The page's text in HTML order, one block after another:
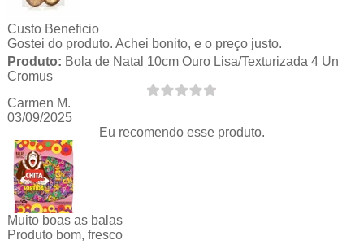
Custo Beneficio
Gostei do produto. Achei bonito, e o preço justo.
Produto: Bola de Natal 10cm Ouro Lisa/Texturizada 4 Un
Cromus
Carmen M.
03/09/2025
Eu recomendo esse produto.
Muito boas as balas
Produto bom, fresco